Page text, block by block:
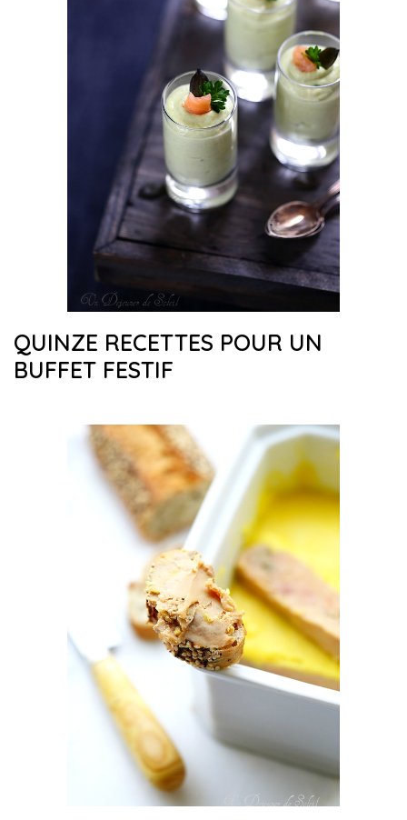
QUINZE RECETTES POUR UN
BUFFET FESTIF